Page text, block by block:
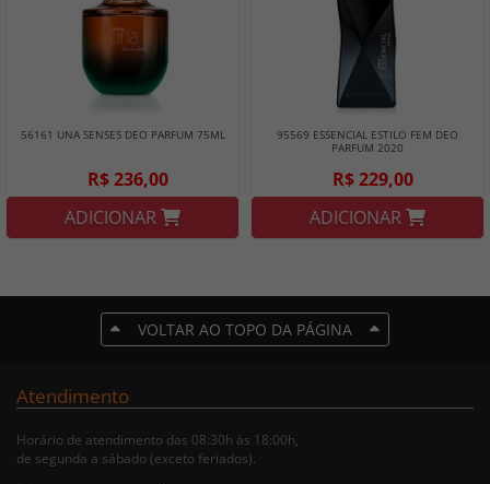
56161 UNA SENSES DEO PARFUM 75ML
R$ 236,00
ADICIONAR
95569 ESSENCIAL ESTILO FEM DEO
PARFUM 2020
R$ 229,00
ADICIONAR
VOLTAR AO TOPO DA PÁGINA
Atendimento
Horário de atendimento das 08:30h às 18:00h,
de segunda a sábado (exceto feriados).